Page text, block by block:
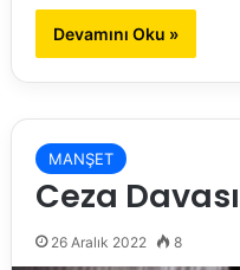
Devamını Oku »
MANŞET
Ceza
26 Aralık 2022 8